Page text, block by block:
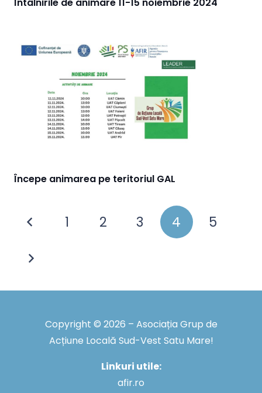
Întâlnirile de animare 11-15 noiembrie 2024
Începe animarea pe teritoriul GAL
1 2 3 4 5
Copyright © 2026 – Asociația Grup de
Acțiune Locală Sud-Vest Satu Mare!
Linkuri utile:
afir.ro